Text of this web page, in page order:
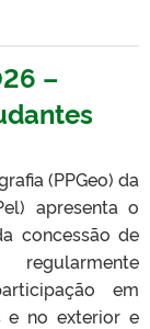
–
(PPGeo) da
apresenta o
concessão de
em
e no exterior e